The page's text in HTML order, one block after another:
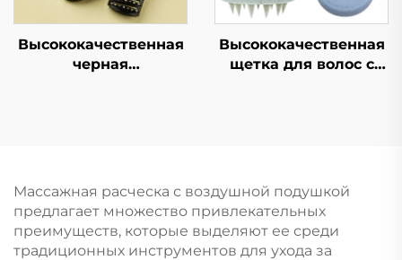
для детей
Высококачественная
черная
логотипом, для
домашнего
использования
Высококачественная
щетка для волос с
обыкновенной
расчески, головка
щетки для мытых
волос
Массажная расческа с воздушной подушкой
предлагает множество привлекательных
преимуществ, которые выделяют ее среди
традиционных инструментов для ухода за